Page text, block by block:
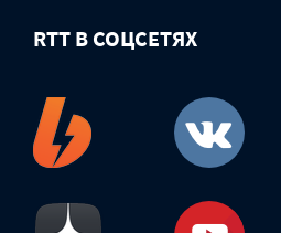
RTT В СОЦСЕТЯХ